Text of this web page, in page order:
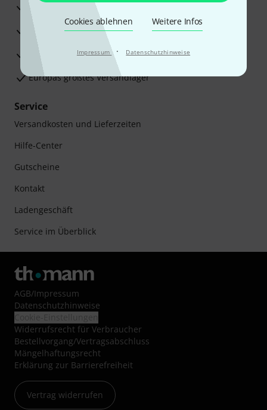
Cookies ablehnen Weitere Infos
Impressum · Datenschutzhinweise
Reparaturservice
Beratung durch Fachexperten
Zufriedenheitsgarantie
Europas größtes Versandlager
Service
Versandkosten und Lieferzeiten
Hilfe-Center
Gutscheine
Kontakt
Ladengeschäft
Service im Überblick
AGB/Impressum
Datenschutzhinweise
Widerrufsrecht für Verbraucher
Bestellvorgang/Vertragsabschluss
Mängelhaftungsrecht
Erklärung zur Barrierefreiheit
Vertrag widerrufen